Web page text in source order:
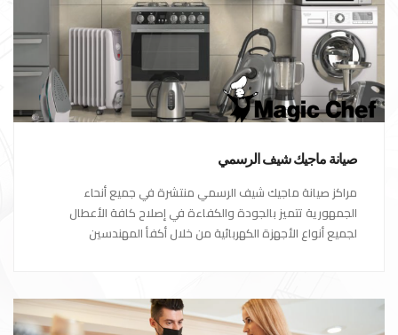
صيانة ماجيك شيف الرسمي
مراكز صيانة ماجيك شيف الرسمي منتشرة في جميع أنحاء
الجمهورية تتميز بالجودة والكفاءة في إصلاح كافة الأعطال
لجميع أنواع الأجهزة الكهربائية من خلال أكفأ المهندسين